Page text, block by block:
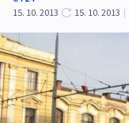
15. 10. 2013
15. 10. 2013 |